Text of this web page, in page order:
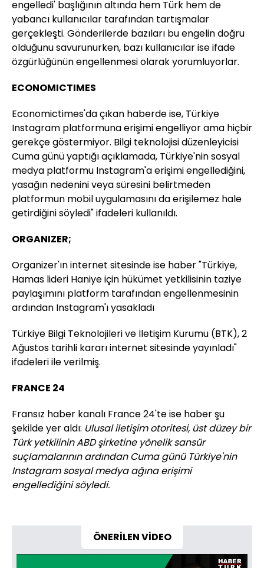
engelledi' başlığının altında hem Türk hem de
yabancı kullanıcılar tarafından tartışmalar
gerçekleşti. Gönderilerde bazıları bu engelin doğru
olduğunu savurunurken, bazı kullanıcılar ise ifade
özgürlüğünün engellenmesi olarak yorumluyorlar.
ECONOMICTIMES
Economictimes'da çıkan haberde ise, Türkiye
Instagram platformuna erişimi engelliyor ama hiçbir
gerekçe göstermiyor. Bilgi teknolojisi düzenleyicisi
Cuma günü yaptığı açıklamada, Türkiye'nin sosyal
medya platformu Instagram'a erişimi engellediğini,
yasağın nedenini veya süresini belirtmeden
platformun mobil uygulamasını da erişilemez hale
getirdiğini söyledi" ifadeleri kullanıldı.
ORGANIZER;
Organizer'ın internet sitesinde ise haber "Türkiye,
Hamas lideri Haniye için hükümet yetkilisinin taziye
paylaşımını platform tarafından engellenmesinin
ardından Instagram'ı yasakladı
Türkiye Bilgi Teknolojileri ve İletişim Kurumu (BTK), 2
Ağustos tarihli kararı internet sitesinde yayınladı"
ifadeleri ile verilmiş.
FRANCE 24
Fransız haber kanalı France 24'te ise haber şu
şekilde yer aldı: Ulusal iletişim otoritesi, üst düzey bir
Türk yetkilinin ABD şirketine yönelik sansür
suçlamalarının ardından Cuma günü Türkiye'nin
Instagram sosyal medya ağına erişimi
engellediğini söyledi.
ÖNERİLEN VİDEO